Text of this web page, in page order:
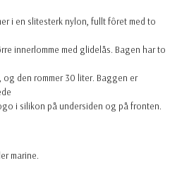
i en slitesterk nylon, fullt fôret med to
innerlomme med glidelås. Bagen har to
den rommer 30 liter. Baggen er
i silikon på undersiden og på fronten.
marine.